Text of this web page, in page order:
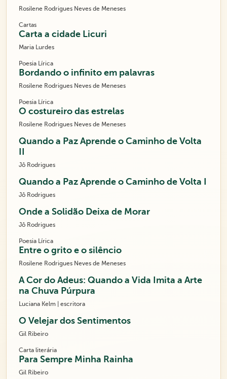
Rosilene Rodrigues Neves de Meneses
Cartas
Carta a cidade Licuri
Maria Lurdes
Poesia Lírica
Bordando o infinito em palavras
Rosilene Rodrigues Neves de Meneses
Poesia Lírica
O costureiro das estrelas
Rosilene Rodrigues Neves de Meneses
Quando a Paz Aprende o Caminho de Volta
Jô Rodrigues
Quando a Paz Aprende o Caminho de Volta I
Jô Rodrigues
Onde a Solidão Deixa de Morar
Jô Rodrigues
Poesia Lírica
Entre o grito e o silêncio
Rosilene Rodrigues Neves de Meneses
A Cor do Adeus: Quando a Vida Imita a Arte
na Chuva Púrpura
Luciana Kelm | escritora
O Velejar dos Sentimentos
Gil Ribeiro
Carta literária
Para Sempre Minha Rainha
Gil Ribeiro